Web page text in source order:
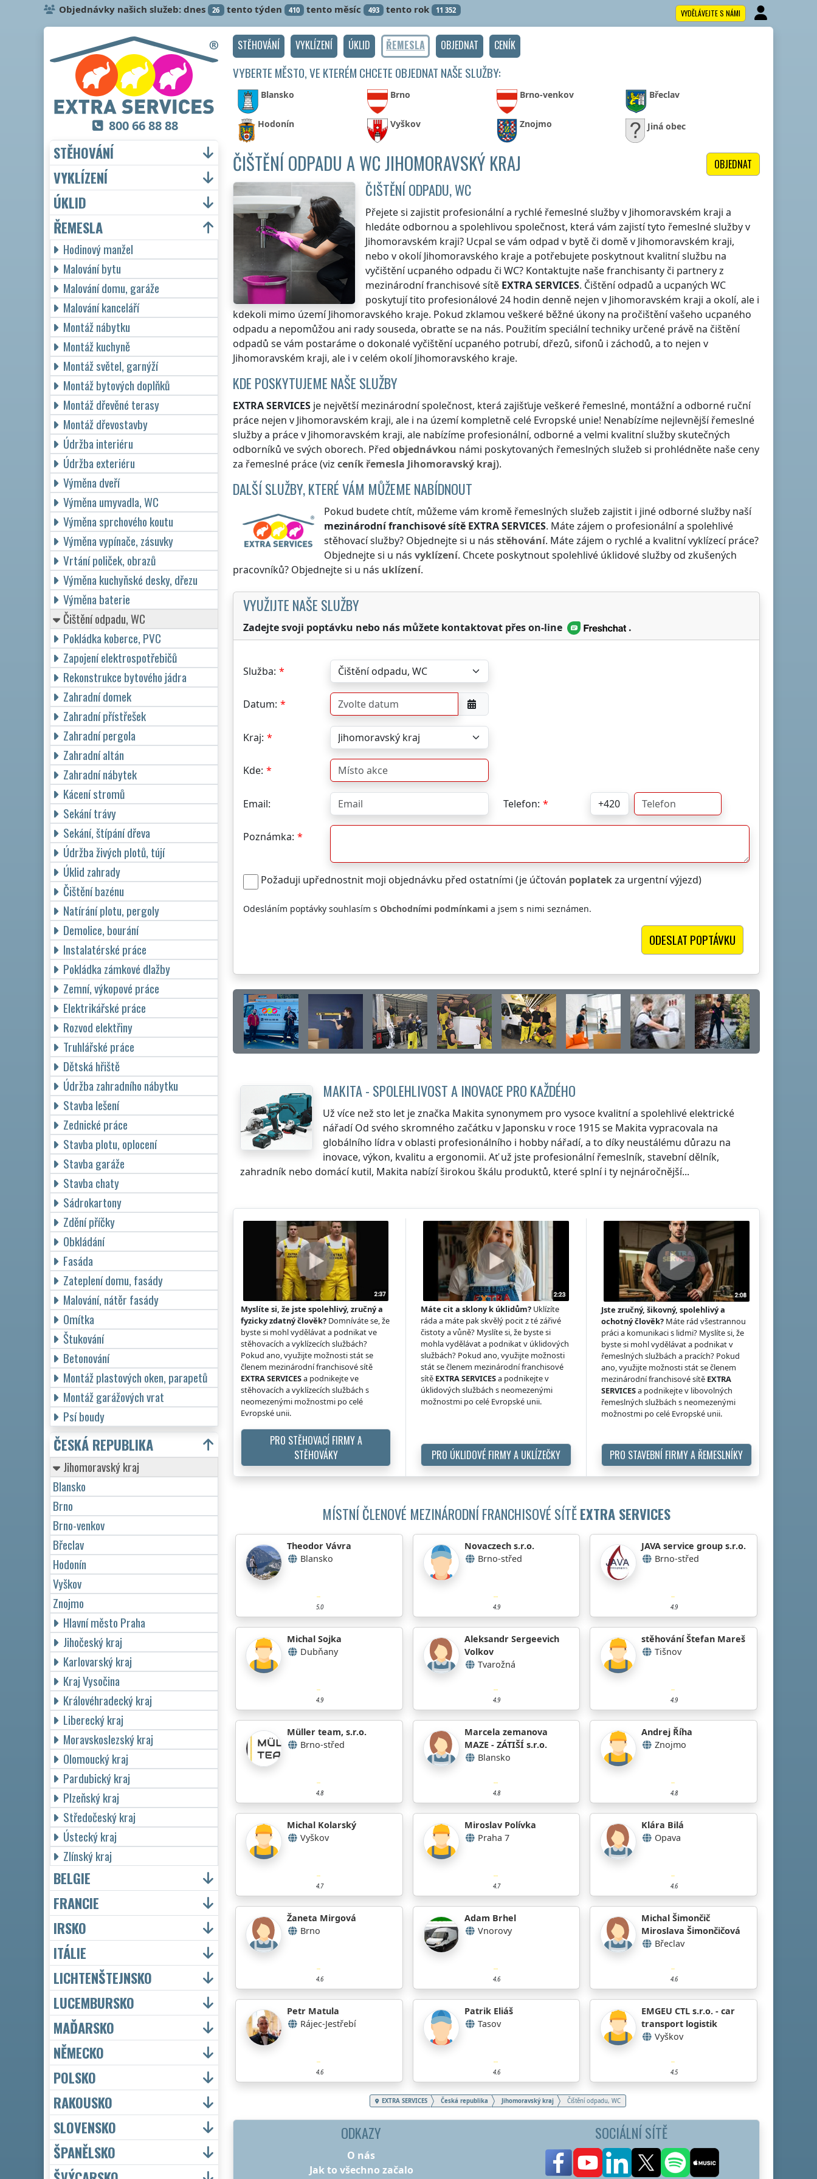
Objednávky našich služeb: dnes 26 tento týden 410 tento měsíc 493 tento rok 11 352 VYDĚLÁVEJTE S NÁMI
STĚHOVÁNÍ VYKLÍZENÍ ÚKLID ŘEMESLA OBJEDNAT CENÍK
VYBERTE MĚSTO, VE KTERÉM CHCETE OBJEDNAT NAŠE SLUŽBY:
Blansko Brno Brno-venkov Břeclav
Hodonín Vyškov Znojmo Jiná obec
OBJEDNAT
ČIŠTĚNÍ ODPADU A WC JIHOMORAVSKÝ KRAJ
ČIŠTĚNÍ ODPADU, WC
Přejete si zajistit profesionální a rychlé řemeslné službyv Jihomoravském kraji a
hledáte odbornou a spolehlivou společnost, která vám zajistí tyto řemeslné službyv
Jihomoravském kraji? Ucpal se vám odpad v bytě či doměv Jihomoravském kraji,
nebo v okolíJihomoravského krajea potřebujete poskytnout kvalitní službu na
vyčištění ucpaného odpadu či WC? Kontaktujte naše franchisanty či partnery z
mezinárodní franchisové sítě EXTRA SERVICES. Čištění odpadů a ucpaných WC
poskytují tito profesionálové 24 hodin denně nejen v Jihomoravském kraji a okolí, ale i
kdekoli mimo území Jihomoravského kraje. Pokud zklamou veškeré běžné úkony na pročištění vašeho ucpaného
odpadu a nepomůžou ani rady souseda, obraťte se na nás. Použitím speciální techniky určené právě na čištění
odpadů se vám postaráme o dokonalé vyčištění ucpaného potrubí, dřezů, sifonů i záchodů, a to nejen v
Jihomoravském kraji, ale i v celém okolíJihomoravského kraje.
KDE POSKYTUJEME NAŠE SLUŽBY
EXTRA SERVICES je největší mezinárodní společnost, která zajišťuje veškeré řemeslné, montážní a odborné ruční
práce nejen v Jihomoravském kraji, ale i na území kompletně celé Evropské unie! Nenabízíme nejlevnější řemeslné
služby a prácev Jihomoravském kraji, ale nabízíme profesionální, odborné a velmi kvalitní služby skutečných
odborníků ve svých oborech. Před objednávkou námi poskytovaných řemeslných služeb si prohlédněte naše ceny
za řemeslné práce (viz ceník řemesla Jihomoravský kraj).
DALŠÍ SLUŽBY, KTERÉ VÁM MŮŽEME NABÍDNOUT
Pokud budete chtít, můžeme vám kromě řemeslných služeb zajistit i jiné odborné služby naší
mezinárodní franchisové sítě EXTRA SERVICES. Máte zájem o profesionální a spolehlivé
stěhovací služby? Objednejte si u nás stěhování. Máte zájem o rychlé a kvalitní vyklízecí práce?
Objednejte si u nás vyklízení. Chcete poskytnout spolehlivé úklidové služby od zkušených
pracovníků? Objednejte si u nás uklízení.
VYUŽIJTE NAŠE SLUŽBY
Zadejte svoji poptávku nebo nás můžete kontaktovat přes on-line .
Služba:
Datum:
Kraj:
Kde:
Email: Telefon:
Poznámka:
Požaduji upřednostnit moji objednávku před ostatními (je účtován poplatekza urgentní výjezd)
Odesláním poptávky souhlasím s Obchodními podmínkami a jsem s nimi seznámen.
MAKITA - SPOLEHLIVOST A INOVACE PRO KAŽDÉHO
Už více než sto let je značka Makita synonymem pro vysoce kvalitní a spolehlivé elektrické
nářadí Od svého skromného začátku v Japonsku v roce 1915 se Makita vypracovala na
globálního lídra v oblasti profesionálního i hobby nářadí, a to díky neustálému důrazu na
inovace, výkon, kvalitu a ergonomii. Ať už jste profesionální řemeslník, stavební dělník,
zahradník nebo domácí kutil, Makita nabízí širokou škálu produktů, které splní i ty nejnáročnější...
Myslíte si, že jste spolehlivý, zručný a
fyzicky zdatný člověk? Domníváte se, že
byste si mohl vydělávat a podnikat ve
stěhovacích a vyklízecích službách?
Pokud ano, využijte možnosti stát se
členem mezinárodní franchisové sítě
EXTRA SERVICESa podnikejte ve
stěhovacích a vyklízecích službách s
neomezenými možnostmi po celé
Evropské unii.
PRO STĚHOVACÍ FIRMY A
STĚHOVÁKY
Máte cit a sklony k úklidům? Uklízíte
ráda a máte pak skvělý pocit z té zářivé
čistoty a vůně? Myslíte si, že byste si
mohla vydělávat a podnikat v úklidových
službách? Pokud ano, využijte možnosti
stát se členem mezinárodní franchisové
sítě EXTRA SERVICESa podnikejte v
úklidových službách s neomezenými
možnostmi po celé Evropské unii.
PRO ÚKLIDOVÉ FIRMY A UKLÍZEČKY
Jste zručný, šikovný, spolehlivý a
ochotný člověk?Máte rád všestrannou
práci a komunikaci s lidmi? Myslíte si, že
byste si mohl vydělávat a podnikat v
řemeslných službách a pracích? Pokud
ano, využijte možnosti stát se členem
mezinárodní franchisové sítě EXTRA
SERVICESa podnikejte v libovolných
řemeslných službách s neomezenými
možnostmi po celé Evropské unii.
PRO STAVEBNÍ FIRMY A ŘEMESLNÍKY
MÍSTNÍ ČLENOVÉ MEZINÁRODNÍ FRANCHISOVÉ SÍTĚEXTRA SERVICES
Theodor Vávra
Blansko
5.0
Novaczech s.r.o.
Brno-střed
4.9
JAVA service group s.r.o.
Brno-střed
4.9
Michal Sojka
Dubňany
4.9
Aleksandr Sergeevich
Volkov
Tvarožná
4.9
stěhování Štefan Mareš
Tišnov
4.9
Müller team, s.r.o.
Brno-střed
4.8
Marcela zemanova
MAZE - ZÁTIŠÍ s.r.o.
Blansko
4.8
Andrej Říha
Znojmo
4.8
Michal Kolarský
Vyškov
4.7
Miroslav Polívka
Praha 7
4.7
Klára Bilá
Opava
4.6
Žaneta Mirgová
Brno
4.6
Adam Brhel
Vnorovy
4.6
Michal Šimončič
Miroslava Šimončičová
Břeclav
4.6
Petr Matula
Rájec-Jestřebí
4.6
Patrik Eliáš
Tasov
4.6
EMGEU CTL s.r.o. - car
transport logistik
Vyškov
4.5
EXTRA SERVICES Česká republika Jihomoravský kraj Čištění odpadu, WC
ODKAZY
O nás
Jak to všechno začalo
SOCIÁLNÍ SÍTĚ
800 66 88 88
STĚHOVÁNÍ
VYKLÍZENÍ
ÚKLID
ŘEMESLA
Hodinový manžel
Malování bytu
Malování domu, garáže
Malování kanceláří
Montáž nábytku
Montáž kuchyně
Montáž světel, garnýží
Montáž bytových doplňků
Montáž dřevěné terasy
Montáž dřevostavby
Údržba interiéru
Údržba exteriéru
Výměna dveří
Výměna umyvadla, WC
Výměna sprchového koutu
Výměna vypínače, zásuvky
Vrtání poliček, obrazů
Výměna kuchyňské desky, dřezu
Výměna baterie
Čištění odpadu, WC
Pokládka koberce, PVC
Zapojení elektrospotřebičů
Rekonstrukce bytového jádra
Zahradní domek
Zahradní přístřešek
Zahradní pergola
Zahradní altán
Zahradní nábytek
Kácení stromů
Sekání trávy
Sekání, štípání dřeva
Údržba živých plotů, tújí
Úklid zahrady
Čištění bazénu
Natírání plotu, pergoly
Demolice, bourání
Instalatérské práce
Pokládka zámkové dlažby
Zemní, výkopové práce
Elektrikářské práce
Rozvod elektřiny
Truhlářské práce
Dětská hřiště
Údržba zahradního nábytku
Stavba lešení
Zednické práce
Stavba plotu, oplocení
Stavba garáže
Stavba chaty
Sádrokartony
Zdění příčky
Obkládání
Fasáda
Zateplení domu, fasády
Malování, nátěr fasády
Omítka
Štukování
Betonování
Montáž plastových oken, parapetů
Montáž garážových vrat
Psí boudy
ČESKÁ REPUBLIKA
Jihomoravský kraj
Blansko
Brno
Brno-venkov
Břeclav
Hodonín
Vyškov
Znojmo
Hlavní město Praha
Jihočeský kraj
Karlovarský kraj
Kraj Vysočina
Královéhradecký kraj
Liberecký kraj
Moravskoslezský kraj
Olomoucký kraj
Pardubický kraj
Plzeňský kraj
Středočeský kraj
Ústecký kraj
Zlínský kraj
BELGIE
FRANCIE
IRSKO
ITÁLIE
LICHTENŠTEJNSKO
LUCEMBURSKO
MAĎARSKO
NĚMECKO
POLSKO
RAKOUSKO
SLOVENSKO
ŠPANĚLSKO